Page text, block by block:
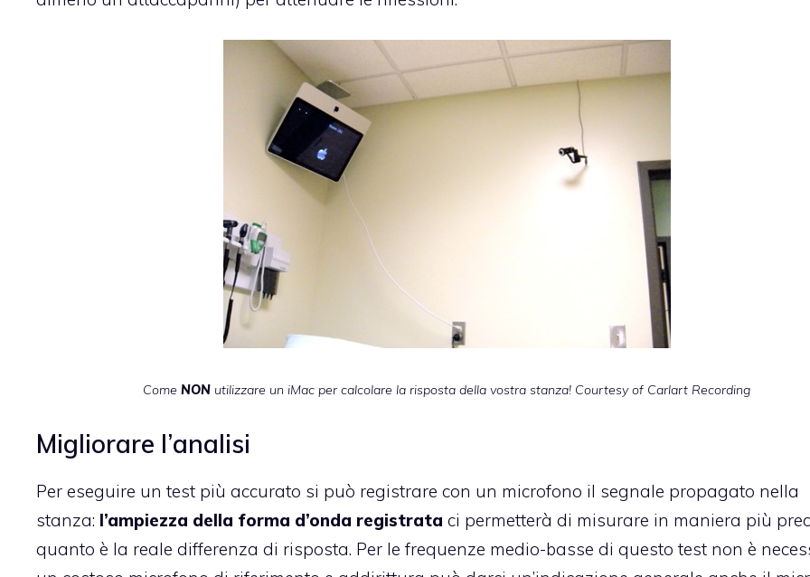
Come NON utilizzare un iMac per calcolare la risposta della vostra stanza! Courtesy of Carlart Recording
Migliorare l’analisi
Per eseguire un test più accurato si può registrare con un microfono il segnale propagato nella
stanza: l’ampiezza della forma d’onda registrata ci permetterà di misurare in maniera più
quanto è la reale differenza di risposta. Per le frequenze medio-basse di questo test non è